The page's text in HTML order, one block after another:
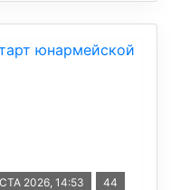
2026, 14:53 44